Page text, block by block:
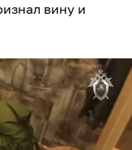
вину и